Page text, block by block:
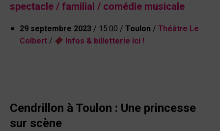
spectacle / familial / comédie musicale
29 septembre 2023 / 15:00 / Toulon / Théâtre Le
Colbert / Infos & billetterie ici !
Cendrillon à Toulon : Une princesse
sur scène